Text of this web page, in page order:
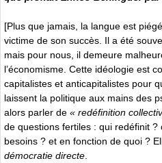
[Plus que jamais, la langue est
victime de son succès. Il a été
mais pour nous, il demeure
l’économisme. Cette idéologie est
capitalistes et anticapitalistes pour
laissent la politique aux mains des
alors parler de « redéfinition
de questions fertiles : qui redéfinit
besoins ? et en fonction de quoi ?
démocratie directe